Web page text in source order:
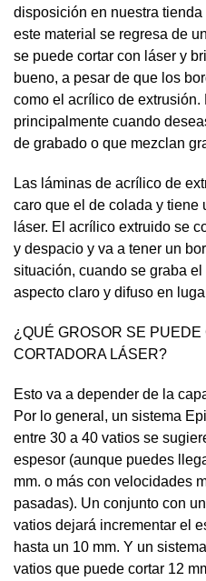
disposición en nuestra
este material se regresa de
se puede cortar con láser y
bueno, a pesar de que los
como el acrílico de
principalmente cuando
de grabado o que mezclan
Las láminas de acrílico de
caro que el de colada y tiene
láser. El acrílico extruido se
y despacio y va a tener un
situación, cuando se graba
aspecto claro y difuso en
¿QUÉ GROSOR SE
CORTADORA LÁSER?
Esto va a depender de la
Por lo general, un sistema
entre 30 a 40 vatios se
espesor (aunque puedes
mm. o más con velocidades
pasadas). Un conjunto con
vatios dejará incrementar el
hasta un 10 mm. Y un
vatios que puede cortar 12